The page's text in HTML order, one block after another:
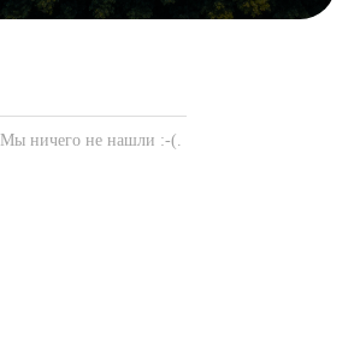
Мы ничего не нашли :-(.